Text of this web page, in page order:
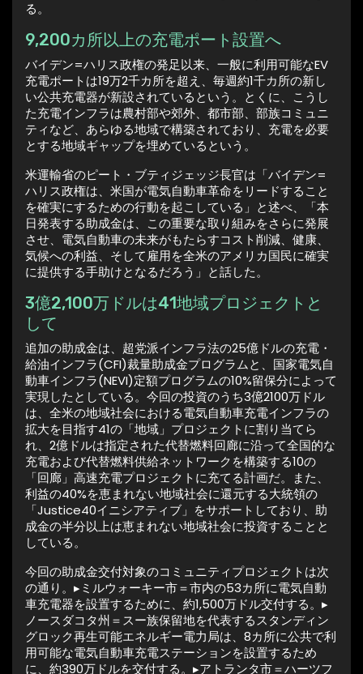
る。
9,200カ所以上の充電ポート設置へ
バイデン=ハリス政権の発足以来、一般に利用可能なEV
充電ポートは19万2千カ所を超え、毎週約1千カ所の新し
い公共充電器が新設されているという。とくに、こうし
た充電インフラは農村部や郊外、都市部、部族コミュニ
ティなど、あらゆる地域で構築されており、充電を必要
とする地域ギャップを埋めているという。
米運輸省のピート・ブティジェッジ長官は「バイデン=
ハリス政権は、米国が電気自動車革命をリードすること
を確実にするための行動を起こしている」と述べ、「本
日発表する助成金は、この重要な取り組みをさらに発展
させ、電気自動車の未来がもたらすコスト削減、健康、
気候への利益、そして雇用を全米のアメリカ国民に確実
に提供する手助けとなるだろう」と話した。
3億2,100万ドルは41地域プロジェクトと
して
追加の助成金は、超党派インフラ法の25億ドルの充電・
給油インフラ(CFI)裁量助成金プログラムと、国家電気自
動車インフラ(NEVI)定額プログラムの10%留保分によって
実現したとしている。今回の投資のうち3億2100万ドル
は、全米の地域社会における電気自動車充電インフラの
拡大を目指す41の「地域」プロジェクトに割り当てら
れ、2億ドルは指定された代替燃料回廊に沿って全国的な
充電および代替燃料供給ネットワークを構築する10の
「回廊」高速充電プロジェクトに充てる計画だ。また、
利益の40%を恵まれない地域社会に還元する大統領の
「Justice40イニシアティブ」をサポートしており、助
成金の半分以上は恵まれない地域社会に投資することと
している。
今回の助成金交付対象のコミュニティプロジェクトは次
の通り。▸ミルウォーキー市＝市内の53カ所に電気自動
車充電器を設置するために、約1,500万ドル交付する。▸
ノースダコタ州＝スー族保留地を代表するスタンディン
グロック再生可能エネルギー電力局は、8カ所に公共で利
用可能な電気自動車充電ステーションを設置するため
に、約390万ドルを交付する。▸アトランタ市＝ハーツフ